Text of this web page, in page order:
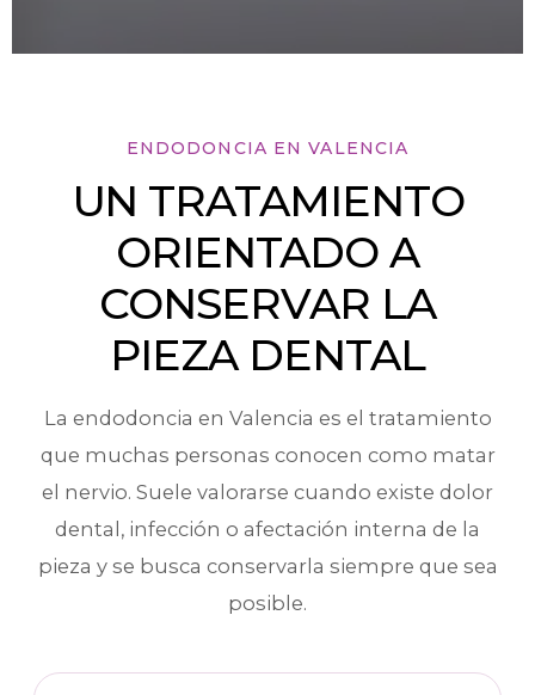
ENDODONCIA EN VALENCIA
UN TRATAMIENTO
ORIENTADO A
CONSERVAR LA
PIEZA DENTAL
La endodoncia en Valencia es el tratamiento
que muchas personas conocen como matar
el nervio. Suele valorarse cuando existe dolor
dental, infección o afectación interna de la
pieza y se busca conservarla siempre que sea
posible.